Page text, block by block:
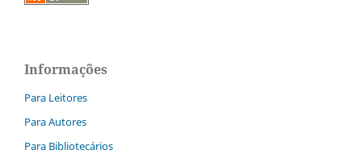
Informações
Para Leitores
Para Autores
Para Bibliotecários